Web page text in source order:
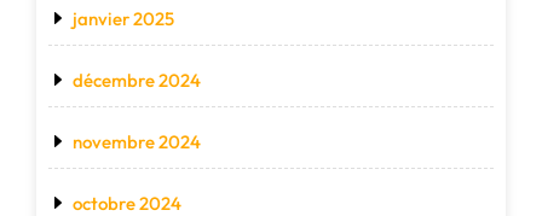
janvier 2025
décembre 2024
novembre 2024
octobre 2024